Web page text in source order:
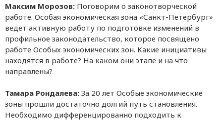
Максим Морозов: Поговорим о законотворческой
работе. Особая экономическая зона «Санкт-Петербург»
ведёт активную работу по подготовке изменений в
профильное законодательство, которое посвящено
работе Особых экономических зон. Какие инициативы
находятся в работе? На каком они этапе и на что
направлены?
Тамара Рондалева: За 20 лет Особые экономические
зоны прошли достаточно долгий путь становления.
Необходимо дифференцированно подходить к